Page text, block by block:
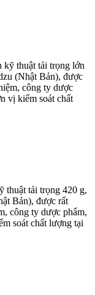
kỹ thuật tải trọng lớn
(Nhật Bản), được
công ty dược
vị kiểm soát chất
thuật tải trọng 420 g,
Bản), được rất
công ty dược phẩm,
soát chất lượng tại